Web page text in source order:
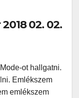
02. 02.
ot hallgatni.
Emlékszem
emlékszem